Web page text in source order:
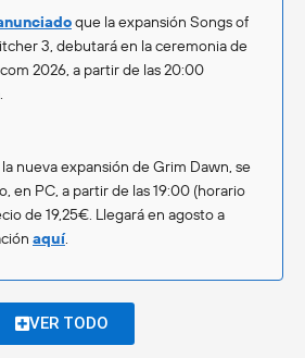
que la expansión Songs of
3, debutará en la ceremonia de
2026, a partir de las 20:00
nueva expansión de Grim Dawn, se
en PC, a partir de las 19:00 (horario
de 19,25€. Llegará en agosto a
aquí.
VER TODO